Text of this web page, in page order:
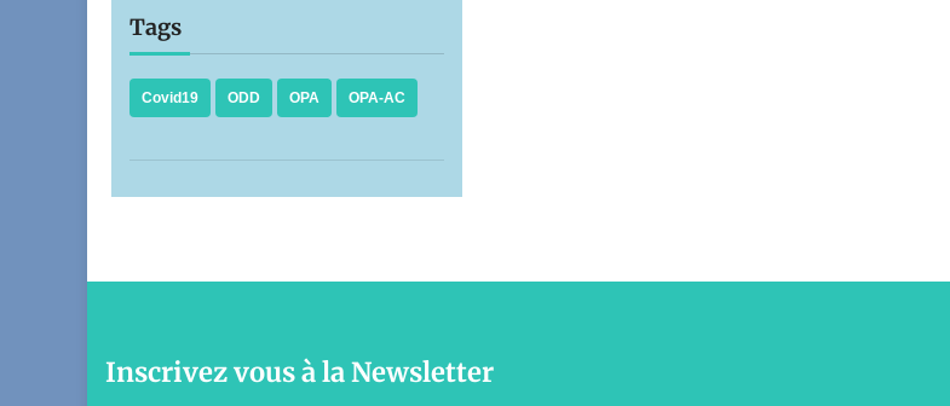
Tags
Covid19 ODD OPA OPA-AC
Inscrivez vous à la Newsletter